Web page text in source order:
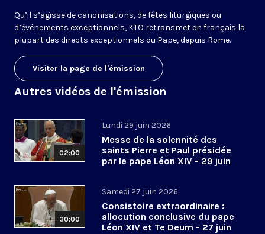
Qu’il s’agisse de canonisations, de fêtes liturgiques ou
d’événements exceptionnels, KTO retransmet en français la
plupart des directs exceptionnels du Pape, depuis Rome.
Visiter la page de l'émission
Autres vidéos de l'émission
02:00
Lundi 29 juin 2026
Messe de la solennité des
saints Pierre et Paul présidée
par le pape Léon XIV - 29 juin
30:00
Samedi 27 juin 2026
Consistoire extraordinaire :
allocution conclusive du pape
Léon XIV et Te Deum - 27 juin